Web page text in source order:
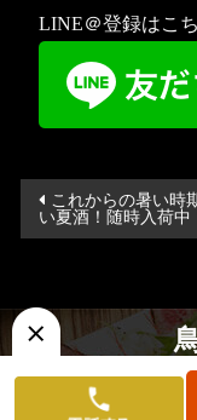
LINE＠登録はこ
投
稿
ゲ
これからの暑い時
い夏酒！随時入荷中
海鮮